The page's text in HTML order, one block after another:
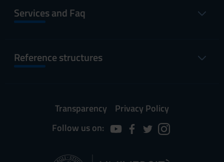
Services and Faq
Reference structures
Transparency
Privacy Policy
Follow us on: